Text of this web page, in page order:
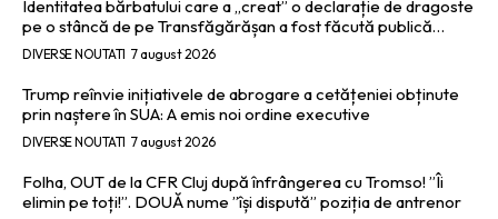
Identitatea bărbatului care a „creat” o declarație de dragoste
pe o stâncă de pe Transfăgărășan a fost făcută publică…
DIVERSE NOUTATI 7 august 2026
Trump reînvie inițiativele de abrogare a cetățeniei obținute
prin naștere în SUA: A emis noi ordine executive
DIVERSE NOUTATI 7 august 2026
Folha, OUT de la CFR Cluj după înfrângerea cu Tromso! ”Îi
elimin pe toți!”. DOUĂ nume ”își dispută” poziția de antrenor